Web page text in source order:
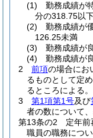
(1)
勤務成績が
分の318.75以
(2)
勤務成績が
126.25未満
(3)
勤務成績が
(4)
勤務成績が
2
前項の場合にお
るものとして定
るところによる。
3
第1項第1号及び
者の数について
第13条の2
定年
職員の職務につ